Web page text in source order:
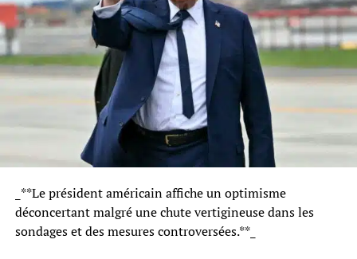
_**Le président américain affiche un optimisme
déconcertant malgré une chute vertigineuse dans les
sondages et des mesures controversées.**_